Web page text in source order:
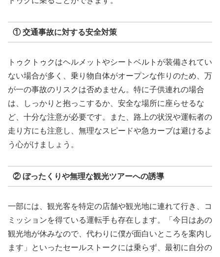
① 交通事故に対する安全対策
トゥクトゥクはヘルメットやシートベルトが装備されてい
ない場合が多く、乗り物自体がオープンな作りのため、万
が一の事故のリスクは否めません。特に子供連れの場合
は、しっかりと抱っこするか、安全な場所に座らせるな
ど、十分な注意が必要です。また、路上の状況や運転者の
走り方にも注意し、無理なスピードや急カーブは避けるよ
う心がけましょう。
② ぼったくりや無理な観光ツアーへの誘導
一部には、観光客を特定の店舗や観光地に連れて行き、コ
ミッションを得ている運転手も存在します。「今日はあの
観光地が休みなので、代わりに僕が面白いところを案内し
ます」といったセールストークには乗らず、最初に自分の